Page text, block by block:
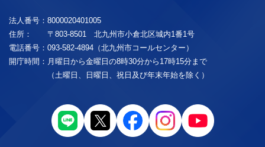
法人番号： 8000020401005
住所：
〒803-8501 北九州市小倉北区城内1番1号
電話番号： 093-582-4894（北九州市コールセンター）
開庁時間： 月曜日から金曜日の8時30分から17時15分まで
（土曜日、日曜日、祝日及び年末年始を除く）